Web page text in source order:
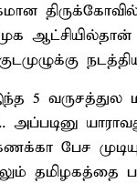
5 வருசத்துல
அப்படினு
பேச
தமிழகத்தை